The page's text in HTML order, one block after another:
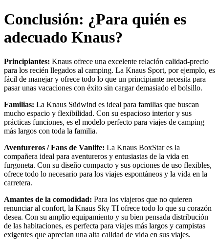
Conclusión: ¿Para quién es
adecuado Knaus?
Principiantes: Knaus ofrece una excelente relación calidad-precio
para los recién llegados al camping. La Knaus Sport, por ejemplo, es
fácil de manejar y ofrece todo lo que un principiante necesita para
pasar unas vacaciones con éxito sin cargar demasiado el bolsillo.
Familias: La Knaus Südwind es ideal para familias que buscan
mucho espacio y flexibilidad. Con su espacioso interior y sus
prácticas funciones, es el modelo perfecto para viajes de camping
más largos con toda la familia.
Aventureros / Fans de Vanlife: La Knaus BoxStar es la
compañera ideal para aventureros y entusiastas de la vida en
furgoneta. Con su diseño compacto y sus opciones de uso flexibles,
ofrece todo lo necesario para los viajes espontáneos y la vida en la
carretera.
Amantes de la comodidad: Para los viajeros que no quieren
renunciar al confort, la Knaus Sky TI ofrece todo lo que su corazón
desea. Con su amplio equipamiento y su bien pensada distribución
de las habitaciones, es perfecta para viajes más largos y campistas
exigentes que aprecian una alta calidad de vida en sus viajes.